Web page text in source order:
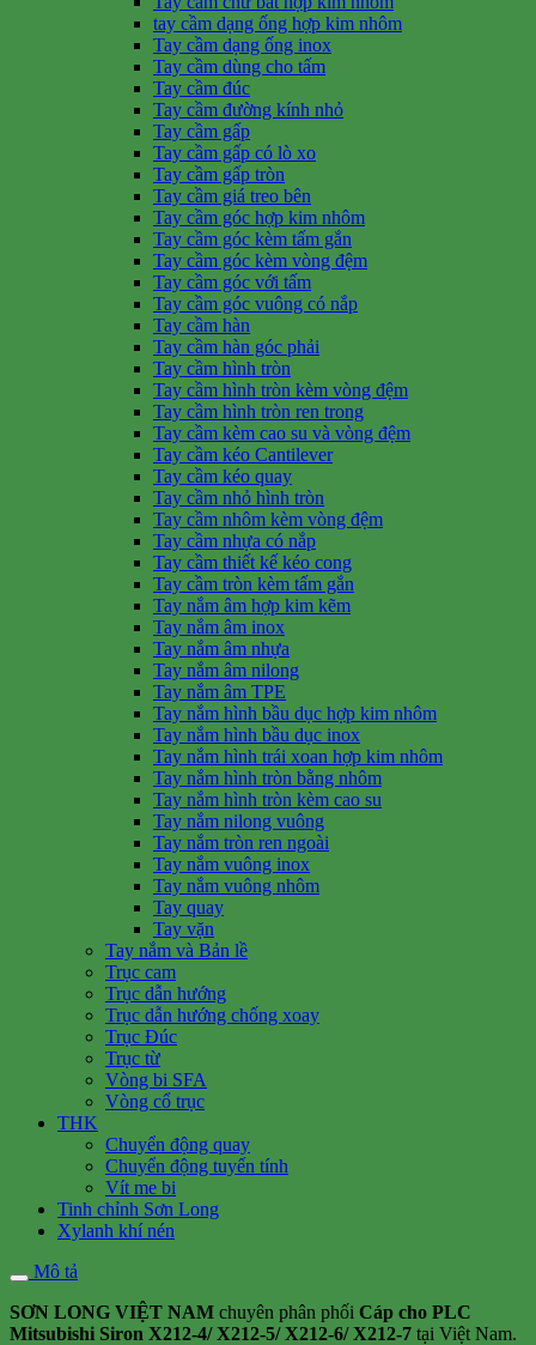
tay cầm dạng ống hợp kim nhôm
Tay cầm dạng ống inox
Tay cầm dùng cho tấm
Tay cầm đúc
Tay cầm đường kính nhỏ
Tay cầm gấp
Tay cầm gấp có lò xo
Tay cầm gấp tròn
Tay cầm giá treo bên
Tay cầm góc hợp kim nhôm
Tay cầm góc kèm tấm gắn
Tay cầm góc kèm vòng đệm
Tay cầm góc với tấm
Tay cầm góc vuông có nắp
Tay cầm hàn
Tay cầm hàn góc phải
Tay cầm hình tròn
Tay cầm hình tròn kèm vòng đệm
Tay cầm hình tròn ren trong
Tay cầm kèm cao su và vòng đệm
Tay cầm kéo Cantilever
Tay cầm kéo quay
Tay cầm nhỏ hình tròn
Tay cầm nhôm kèm vòng đệm
Tay cầm nhựa có nắp
Tay cầm thiết kế kéo cong
Tay cầm tròn kèm tấm gắn
Tay nắm âm hợp kim kẽm
Tay nắm âm inox
Tay nắm âm nhựa
Tay nắm âm nilong
Tay nắm âm TPE
Tay nắm hình bầu dục hợp kim nhôm
Tay nắm hình bầu dục inox
Tay nắm hình trái xoan hợp kim nhôm
Tay nắm hình tròn bằng nhôm
Tay nắm hình tròn kèm cao su
Tay nắm nilong vuông
Tay nắm tròn ren ngoài
Tay nắm vuông inox
Tay nắm vuông nhôm
Tay quay
Tay vặn
Tay nắm và Bản lề
Trục cam
Trục dẫn hướng
Trục dẫn hướng chống xoay
Trục Đúc
Trục từ
Vòng bi SFA
Vòng cổ trục
THK
Chuyển động quay
Chuyển động tuyến tính
Vít me bi
Tinh chỉnh Sơn Long
Xylanh khí nén
Mô tả
SƠN LONG VIỆT NAM chuyên phân phối Cáp cho PLC
Mitsubishi Siron X212-4/ X212-5/ X212-6/ X212-7 tại Việt Nam.